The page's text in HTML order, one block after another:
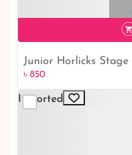
৳ 3,300
Junior Horlicks
৳ 850
Imported